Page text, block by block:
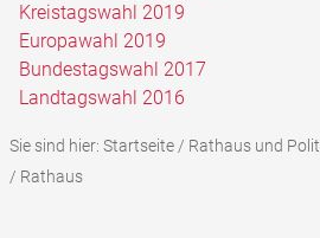
Kreistagswahl 2019
Europawahl 2019
Bundestagswahl 2017
Landtagswahl 2016
Sie sind hier: Startseite/ Rathaus und
/ Rathaus